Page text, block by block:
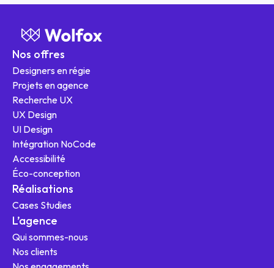
Nos offres
Designers en régie
Projets en agence
Recherche UX
UX Design
UI Design
Intégration NoCode
Accessibilité
Éco-conception
Réalisations
Cases Studies
L’agence
Qui sommes-nous
Nos clients
Nos offres
Ressources